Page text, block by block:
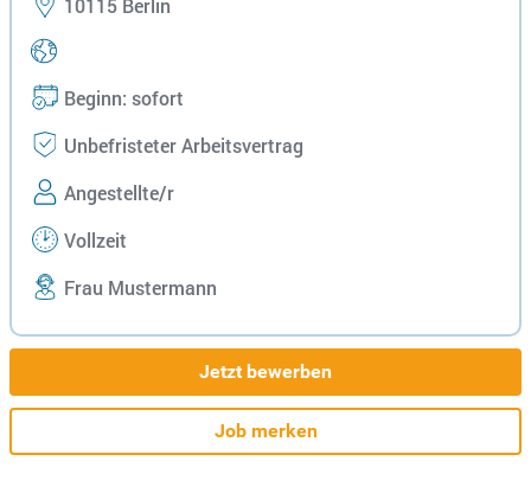
10115 Berlin
Beginn: sofort
Unbefristeter Arbeitsvertrag
Angestellte/r
Vollzeit
Frau Mustermann
Jetzt bewerben
Job merken